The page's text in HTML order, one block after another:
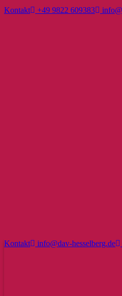
Kontakt +49 9822 609383
Kontakt info@dav-hesselberg.de